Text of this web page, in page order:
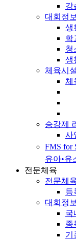
강
대회정보
생
학
청
생
체육시설
체
승강제
사
FMS for
유아•유
전문체육
전문체
등
대회정
국
종
기